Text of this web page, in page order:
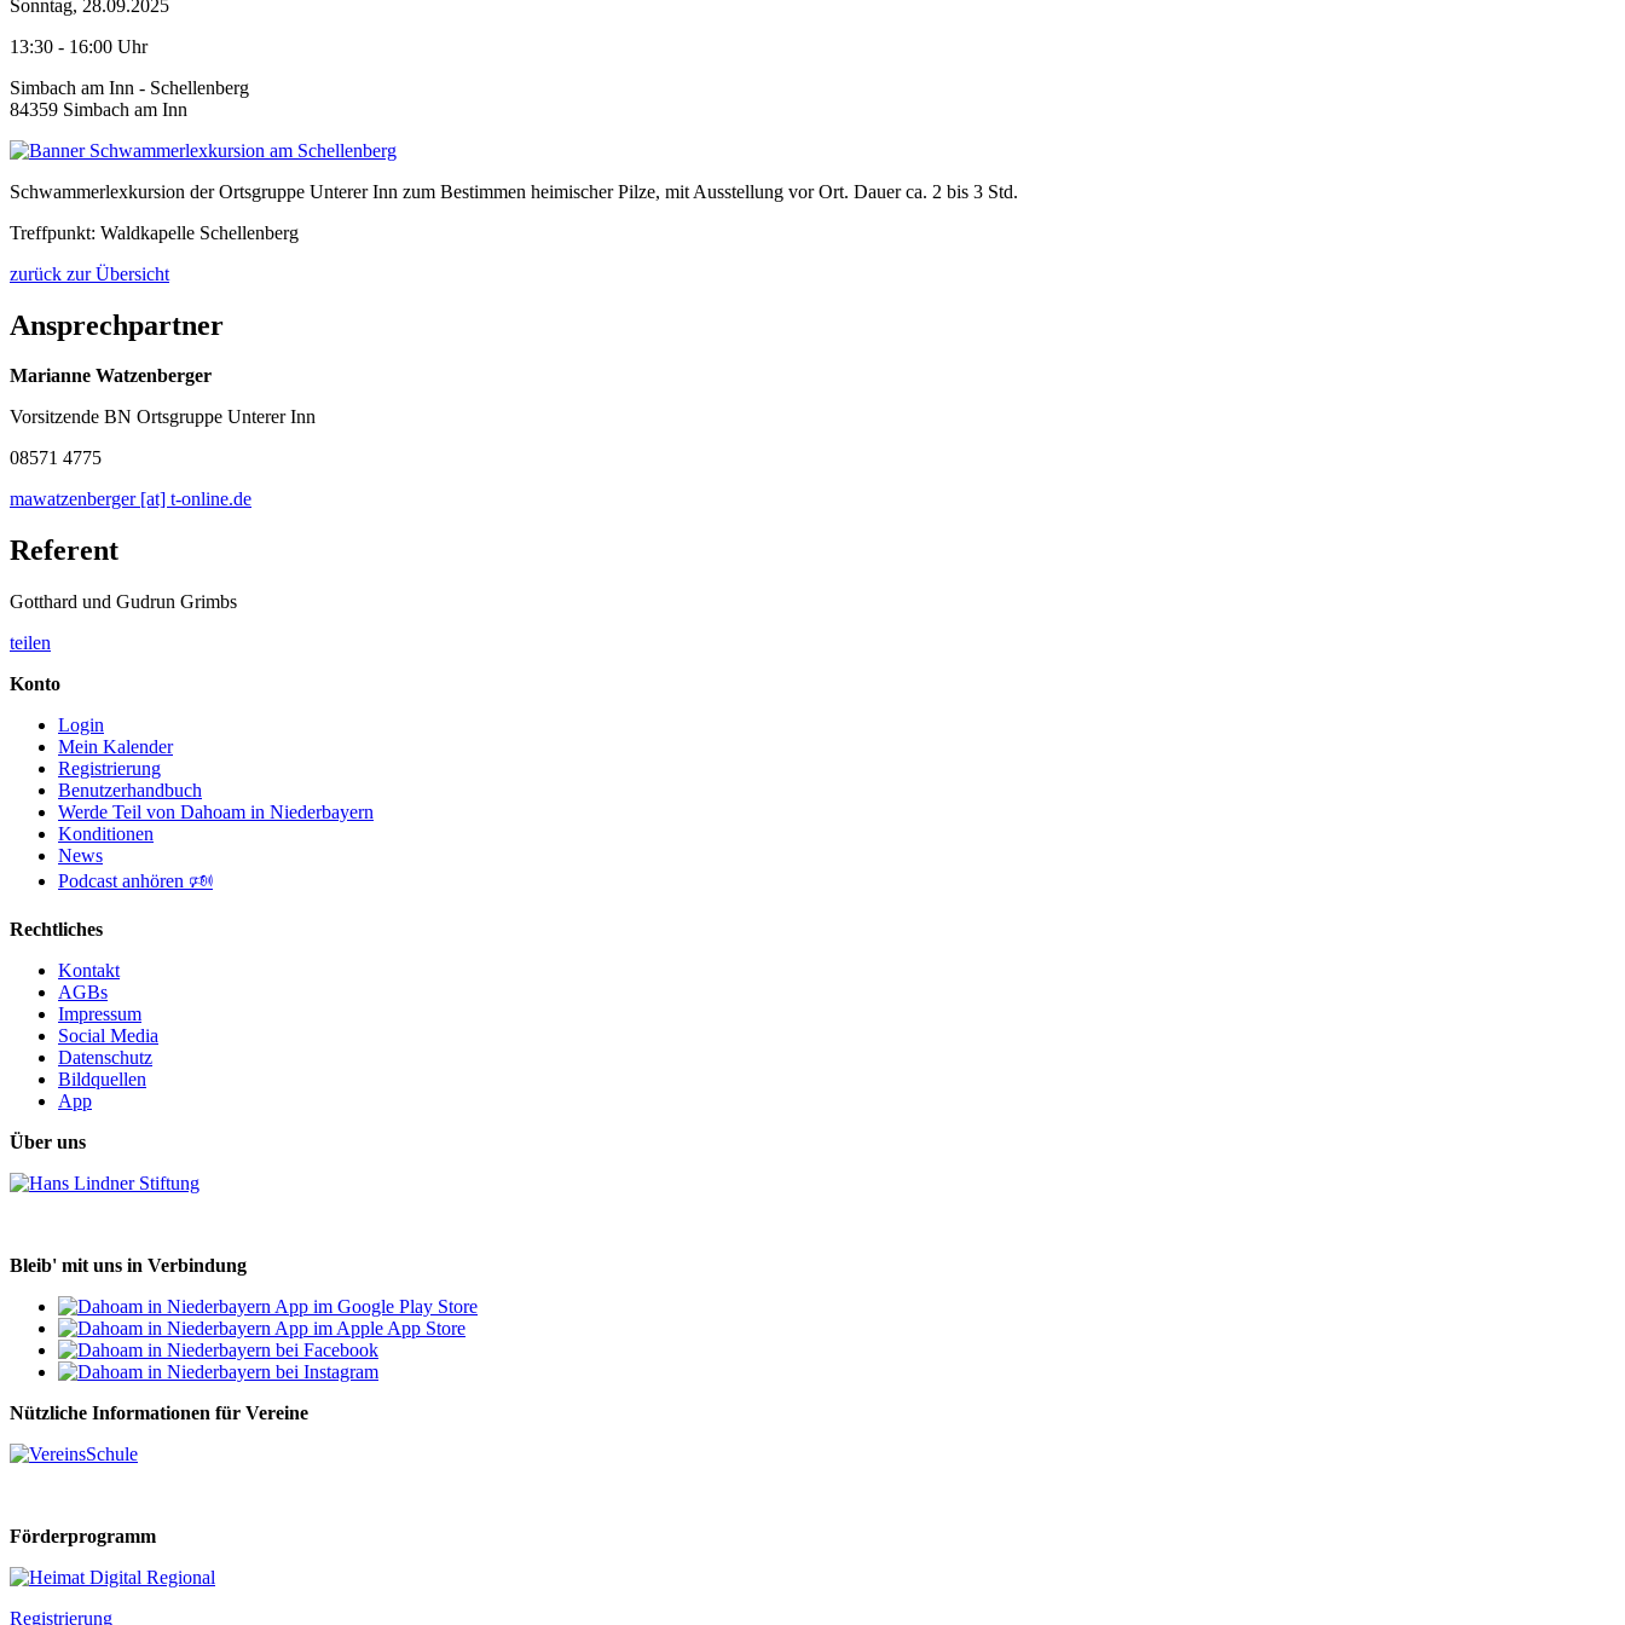
Sonntag, 28.09.2025
13:30 - 16:00 Uhr
Simbach am Inn - Schellenberg
84359 Simbach am Inn
Schwammerlexkursion der Ortsgruppe Unterer Inn zum Bestimmen heimischer Pilze, mit Ausstellung vor Ort. Dauer ca. 2 bis 3 Std.
Treffpunkt: Waldkapelle Schellenberg
zurück zur Übersicht
Ansprechpartner
Marianne Watzenberger
Vorsitzende BN Ortsgruppe Unterer Inn
08571 4775
mawatzenberger [at] t-online.de
Referent
Gotthard und Gudrun Grimbs
teilen
Konto
Login
Mein Kalender
Registrierung
Benutzerhandbuch
Werde Teil von Dahoam in Niederbayern
Konditionen
News
Podcast anhören 🕬
Rechtliches
Kontakt
AGBs
Impressum
Social Media
Datenschutz
Bildquellen
App
Über uns
Bleib' mit uns in Verbindung
Nützliche Informationen für Vereine
Förderprogramm
Registrierung